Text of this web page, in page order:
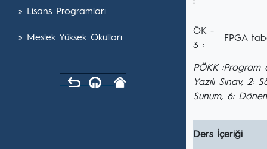
» Lisans Programları
» Meslek Yüksek Okulları
ÖK -
3 :
FPGA
PÖKK :Program
Yazılı Sınav, 2:
Sunum, 6:
Ders İçeriği